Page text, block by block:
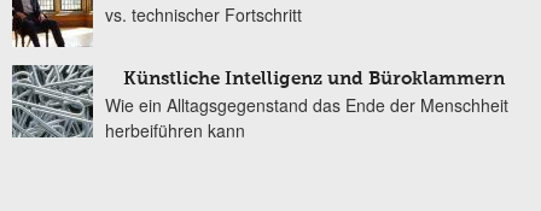
vs. technischer Fortschritt
Künstliche Intelligenz und Büroklammern
Wie ein Alltagsgegenstand das Ende der Menschheit
herbeiführen kann